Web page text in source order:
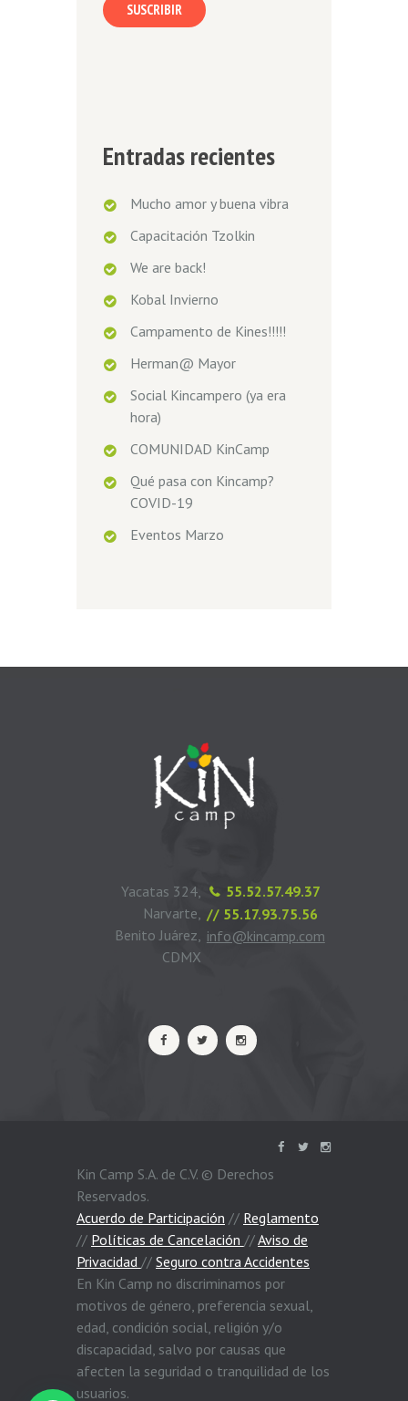
SUSCRIBIR
Entradas recientes
Mucho amor y buena vibra
Capacitación Tzolkin
We are back!
Kobal Invierno
Campamento de Kines!!!!!
Herman@ Mayor
Social Kincampero (ya era
hora)
COMUNIDAD KinCamp
Qué pasa con Kincamp?
COVID-19
Eventos Marzo
55.52.57.49.37
// 55.17.93.75.56
info@kincamp.com
Yacatas 324,
Narvarte,
Benito Juárez,
CDMX
Kin Camp S.A. de C.V. © Derechos
Reservados.
Acuerdo de Participación // Reglamento
// Políticas de Cancelación //Aviso de
Privacidad // Seguro contra Accidentes
En Kin Camp no discriminamos por
motivos de género, preferencia sexual,
edad, condición social, religión y/o
discapacidad, salvo por causas que
afecten la seguridad o tranquilidad de los
usuarios.